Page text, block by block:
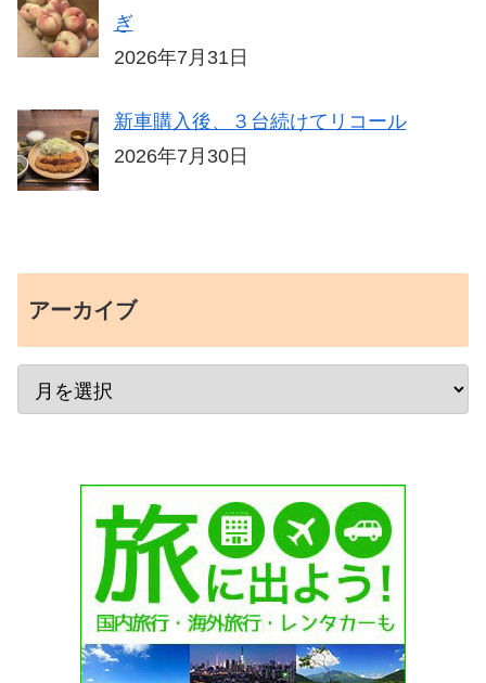
ぎ
2026年7月31日
新車購入後、３台続けてリコール
2026年7月30日
アーカイブ